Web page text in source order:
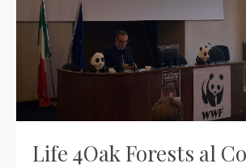
Life 4Oak Forests al